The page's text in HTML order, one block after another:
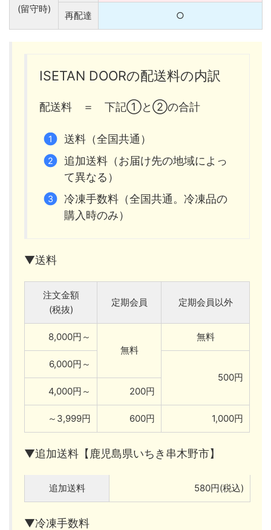
(留守時)
再配達 ○
ISETAN DOORの配送料の内訳
配送料 ＝ 下記①と②の合計
送料（全国共通）
追加送料（お届け先の地域によっ
て異なる）
冷凍手数料（全国共通。冷凍品の
購入時のみ）
▼送料
注文金額
(税抜)
定期会員 定期会員以外
8,000円～
無料
無料
6,000円～
500円
4,000円～
200円
～3,999円 600円 1,000円
▼追加送料【鹿児島県いちき串木野市】
追加送料 580円(税込)
▼冷凍手数料